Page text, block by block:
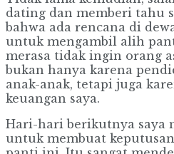
dating dan memberi tahu
bahwa ada rencana di
untuk mengambil alih
merasa tidak ingin orang
bukan hanya karena
anak-anak, tetapi juga
keuangan saya.
Hari-hari berikutnya saya
untuk membuat